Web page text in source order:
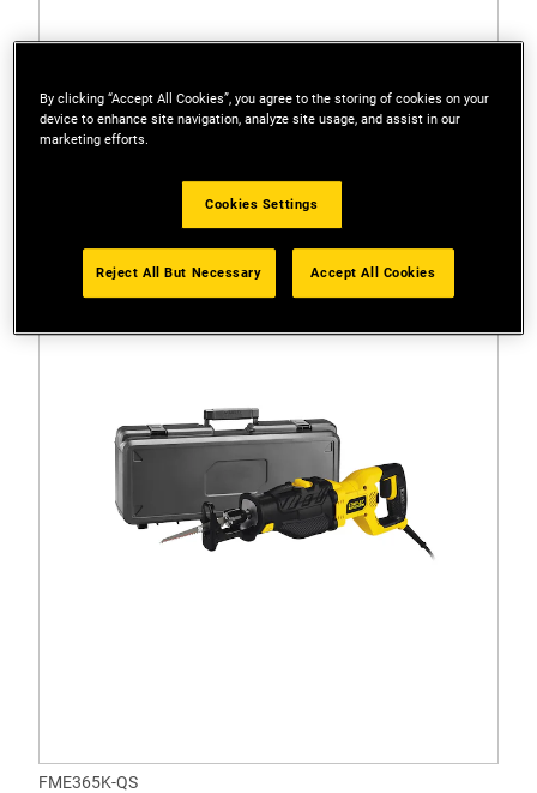
Sega universale 18V Litio 2.0Ah (FMC675D2)
FME365K-QS
By clicking “Accept All Cookies”, you agree to the storing of cookies on your
device to enhance site navigation, analyze site usage, and assist in our
marketing efforts.
Cookies Settings
Reject All But Necessary Accept All Cookies